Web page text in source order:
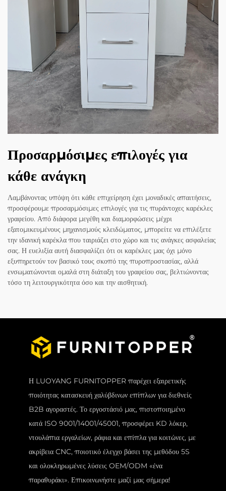
Προσαρμόσιμες επιλογές για
κάθε ανάγκη
Λαμβάνοντας υπόψη ότι κάθε επιχείρηση έχει μοναδικές απαιτήσεις,
προσφέρουμε προσαρμόσιμες επιλογές για τις πυράντοχες καρέκλες
γραφείου. Από διάφορα μεγέθη και διαμορφώσεις μέχρι
εξατομικευμένους μηχανισμούς κλειδώματος, μπορείτε να επιλέξετε
την ιδανική καρέκλα που ταιριάζει στο χώρο και τις ανάγκες ασφαλείας
σας. Η ευελιξία αυτή διασφαλίζει ότι οι καρέκλες μας όχι μόνο
εξυπηρετούν τον βασικό τους σκοπό της πυροπροστασίας, αλλά
ενσωματώνονται ομαλά στη διάταξη του γραφείου σας, βελτιώνοντας
τόσο τη λειτουργικότητα όσο και την αισθητική.
Η LUOYANG FURNITOPPER παρέχει εξαιρετικής
ποιότητας κατασκευή χαλύβδινων επίπλων για διεθνείς
B2B αγοραστές. Το εργοστάσιό μας, πιστοποιημένο
κατά ISO 9001/14001/45001, προσφέρει KD λόκερ,
ντουλάπια εργαλείων, ράφια και επίπλα για κοιτώνες, με
ακρίβεια CNC, ποιοτικό έλεγχο βάσει της μεθόδου 5S
και ολοκληρωμένες λύσεις OEM/ODM «ένα
παραθυράκι». Επικοινωνήστε μαζί μας σήμερα!